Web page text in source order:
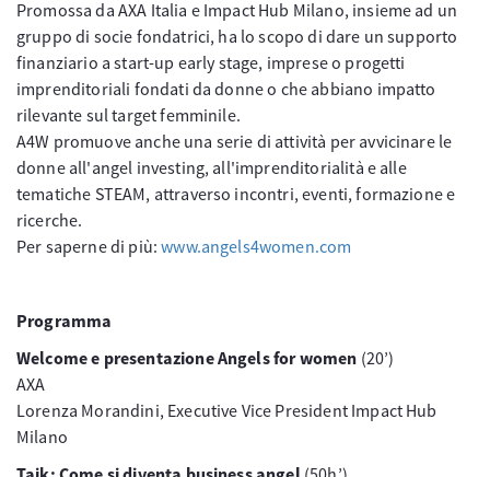
Promossa da AXA Italia e Impact Hub Milano, insieme ad un
gruppo di socie fondatrici, ha lo scopo di dare un supporto
finanziario a start-up early stage, imprese o progetti
imprenditoriali fondati da donne o che abbiano impatto
rilevante sul target femminile.
A4W promuove anche una serie di attività per avvicinare le
donne all'angel investing, all'imprenditorialità e alle
tematiche STEAM, attraverso incontri, eventi, formazione e
ricerche.
Per saperne di più:www.angels4women.com
Programma
Welcome e presentazione Angels for women (20’)
AXA
Lorenza Morandini, Executive Vice President Impact Hub
Milano